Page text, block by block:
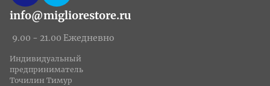
info@migliorestore.ru
9.00 - 21.00 Ежедневно
Индивидуальный
предприниматель
Точилин Тимур